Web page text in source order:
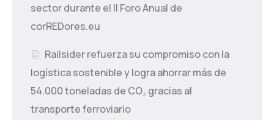
sector durante el II Foro Anual de
corREDores.eu
Railsider refuerza su compromiso con la
logística sostenible y logra ahorrar más de
54.000 toneladas de CO₂ gracias al
transporte ferroviario